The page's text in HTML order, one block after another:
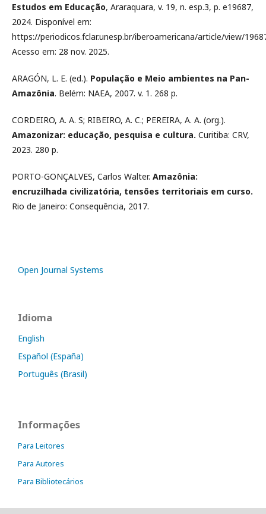
Estudos em Educação, Araraquara, v. 19, n. esp.3, p. e19687,
2024. Disponível em:
https://periodicos.fclar.unesp.br/iberoamericana/article/view/
Acesso em: 28 nov. 2025.
ARAGÓN, L. E. (ed.). População e Meio ambientes na Pan-
Amazônia. Belém: NAEA, 2007. v. 1. 268 p.
CORDEIRO, A. A. S; RIBEIRO, A. C.; PEREIRA, A. A. (org.).
Amazonizar: educação, pesquisa e cultura. Curitiba: CRV,
2023. 280 p.
PORTO-GONÇALVES, Carlos Walter. Amazônia:
encruzilhada civilizatória, tensões territoriais em curso.
Rio de Janeiro: Consequência, 2017.
Open Journal Systems
Idioma
English
Español (España)
Português (Brasil)
Informações
Para Leitores
Para Autores
Para Bibliotecários